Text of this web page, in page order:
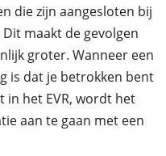
die zijn aangesloten bij
maakt de gevolgen
groter. Wanneer een
is dat je betrokken bent
in het EVR, wordt het
aan te gaan met een